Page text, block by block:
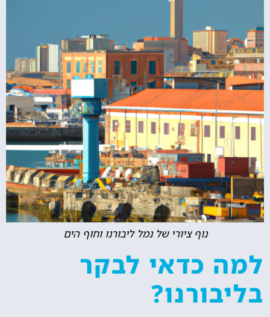
נוף ציורי של נמל ליבורנו וחוף הים
למה כדאי לבקר
בליבורנו?